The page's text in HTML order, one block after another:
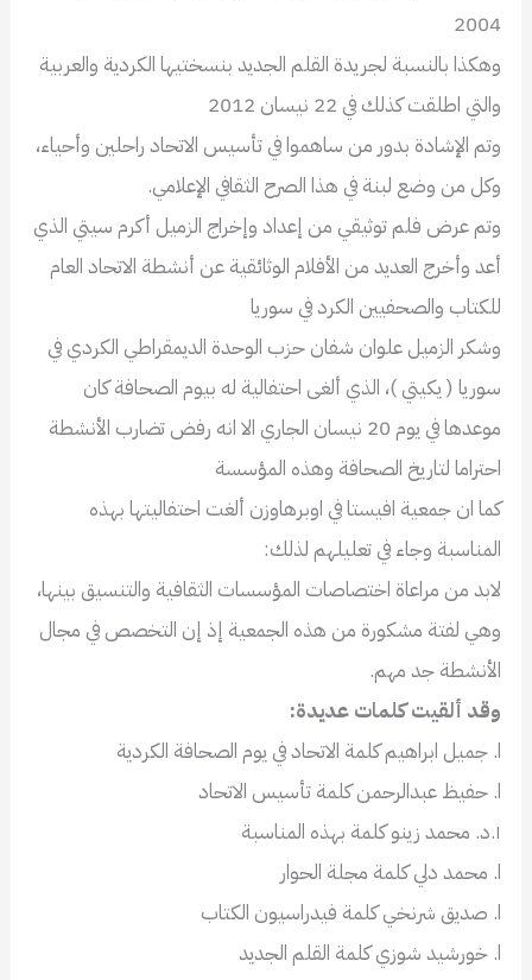
2004
وهكذا بالنسبة لجريدة القلم الجديد بنسختيها الكردية والعربية
والتي اطلقت كذلك في 22 نيسان 2012
وتم الإشادة بدور من ساهموا في تأسيس الاتحاد راحلين وأحياء،
وكل من وضع لبنة في هذا الصرح الثقافي الإعلامي.
وتم عرض فلم توثيقي من إعداد وإخراج الزميل أكرم سيتي الذي
أعد وأخرج العديد من الأفلام الوثائقية عن أنشطة الاتحاد العام
للكتاب والصحفيين الكرد في سوريا
وشكر الزميل علوان شفان حزب الوحدة الديمقراطي الكردي في
سوريا ( يكيتي )، الذي ألغى احتفالية له بيوم الصحافة كان
موعدها في يوم 20 نيسان الجاري الا انه رفض تضارب الأنشطة
احتراما لتاريخ الصحافة وهذه المؤسسة
كما ان جمعية افيستا في اوبرهاوزن ألغت احتفاليتها بهذه
المناسبة وجاء في تعليلهم لذلك:
لابد من مراعاة اختصاصات المؤسسات الثقافية والتنسيق بينها،
وهي لفتة مشكورة من هذه الجمعية إذ إن التخصص في مجال
الأنشطة جد مهم.
وقد ألقيت كلمات عديدة:
ا. جميل ابراهيم كلمة الاتحاد في يوم الصحافة الكردية
ا. حفيظ عبدالرحمن كلمة تأسيس الاتحاد
١.د. محمد زينو كلمة بهذه المناسبة
ا. محمد دلي كلمة مجلة الحوار
ا. صديق شرنخي كلمة فيدراسيون الكتاب
ا. خورشيد شوزي كلمة القلم الجديد